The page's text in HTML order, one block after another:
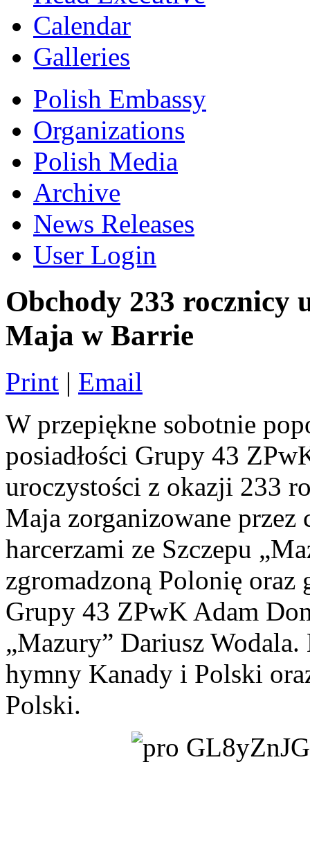
Calendar
Galleries
Polish Embassy
Organizations
Polish Media
Archive
News Releases
User Login
Obchody 233 rocznicy
Maja w Barrie
Print | Email
W przepiękne sobotnie
posiadłości Grupy 43
uroczystości z okazji 233
Maja zorganizowane
harcerzami ze Szczepu
zgromadzoną Polonię oraz
Grupy 43 ZPwK Adam
„Mazury” Dariusz Wodala.
hymny Kanady i Polski
Polski.